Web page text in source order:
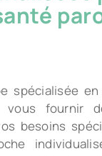
spécialisée
vous fournir
besoins